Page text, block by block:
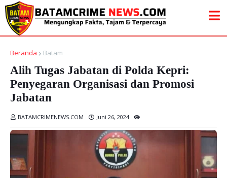
Beranda Batam
Alih Tugas Jabatan di Polda Kepri:
Penyegaran Organisasi dan Promosi
Jabatan
BATAMCRIMENEWS.COM Juni 26, 2024